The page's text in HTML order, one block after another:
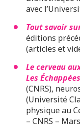
avec
Tout savoir
éditions
(articles et
Le cerveau
Les
(CNRS),
(Université
physique au
– CNRS –